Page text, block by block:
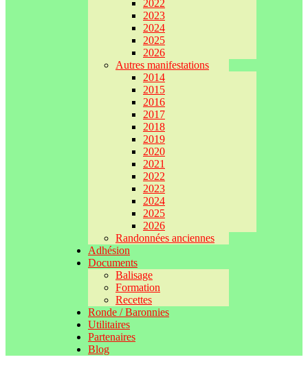
2022
2023
2024
2025
2026
Autres manifestations
2014
2015
2016
2017
2018
2019
2020
2021
2022
2023
2024
2025
2026
Randonnées anciennes
Adhésion
Documents
Balisage
Formation
Recettes
Ronde / Baronnies
Utilitaires
Partenaires
Blog